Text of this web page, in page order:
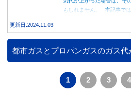
もしれません。 本記事で
更新日:2024.11.03
都市ガスとプロパンガスのガス代
1 2 3 4